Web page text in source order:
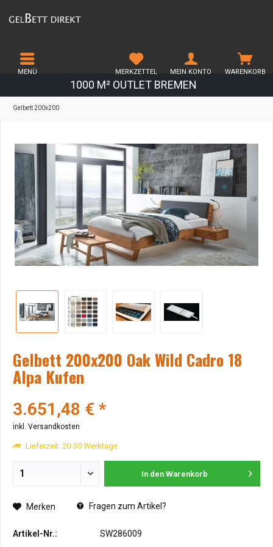
1000 M² OUTLET BREMEN
MENÜ WARENKORB
MERKZETTEL MEIN KONTO
Gelbett 200x200
Gelbett 200x200 Oak Wild Cadro 18
Alpa Kufen
3.651,48 € *
inkl. Versandkosten
Lieferzeit: 20-30 Werktage
In den Warenkorb
Merken Fragen zum Artikel?
Artikel-Nr.: SW286009